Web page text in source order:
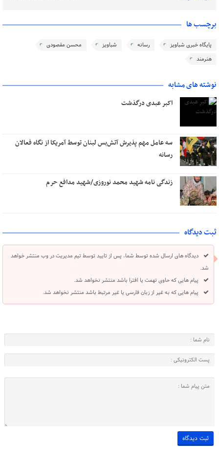
برچسب ها
پایگاه خبری شباویز رسانه شباویز
محسن مقصودی
هنرمند
نوشته های مشابه
اکبر عبدی درگذشت
سه عامل مهم پذیرش آتش‌بس لبنان توسط آمریکا از نگاه فعالان
رسانه
زندگی نامه شهید محمد نوروزی/شهید مدافع حرم
ثبت دیدگاه
دیدگاه های ارسال شده توسط شما، پس از تایید توسط تیم مدیریت در وب منتشر خواهد
شد.
پیام هایی که حاوی تهمت یا افترا باشد منتشر نخواهد شد.
پیام هایی که به غیر از زبان فارسی یا غیر مرتبط باشد منتشر نخواهد شد.